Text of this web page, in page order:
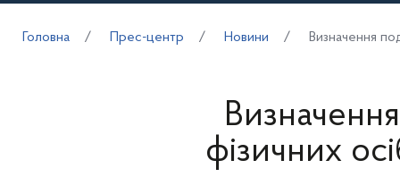
Головна Прес-центр Новини Визначення
фізичних